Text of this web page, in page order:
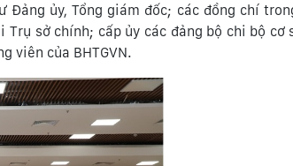
ủy, Tổng giám đốc; các đồng chí
sở chính; cấp ủy các đảng bộ chi bộ cơ
viên của BHTGVN.